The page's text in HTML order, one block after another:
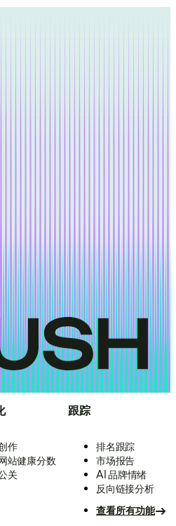
作
站健康分数
关
跟踪
排名跟踪
市场报告
AI 品牌情绪
反向链接分析
查看所有功能